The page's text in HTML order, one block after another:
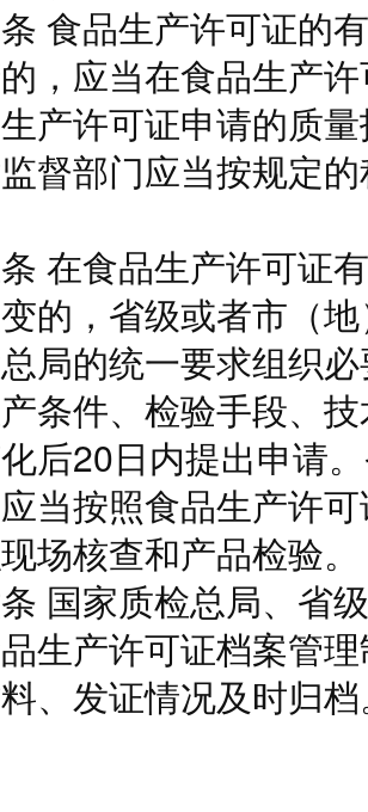
食品生产许可证的
，应当在食品生产
产许可证申请的质
督部门应当按规定
在食品生产许可证
的，省级或者市（
局的统一要求组织
条件、检验手段、
后20日内提出申请
当按照食品生产许
场核查和产品检验。
国家质检总局、省
生产许可证档案管
、发证情况及时归